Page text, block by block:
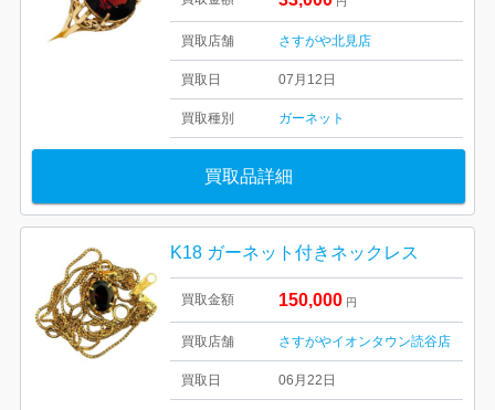
買取店舗 さすがや北見店
買取日 07月12日
買取種別 ガーネット
買取品詳細
K18 ガーネット付きネックレス
買取金額 150,000 円
買取店舗 さすがやイオンタウン読谷店
買取日 06月22日